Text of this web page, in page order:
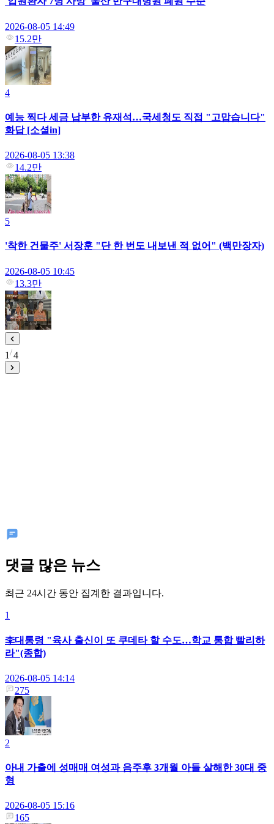
2026-08-05 14:49
15.2만
4
예능 찍다 세금 납부한 유재석…국세청도 직접 "고맙습니다"
화답 [소셜in]
2026-08-05 13:38
14.2만
5
'착한 건물주' 서장훈 "단 한 번도 내보낸 적 없어" (백만장자)
2026-08-05 10:45
13.3만
1 4
댓글 많은 뉴스
최근 24시간 동안 집계한 결과입니다.
1
李대통령 "육사 출신이 또 쿠데타 할 수도…학교 통합 빨리하
라"(종합)
2026-08-05 14:14
275
2
아내 가출에 성매매 여성과 음주후 3개월 아들 살해한 30대 중
형
2026-08-05 15:16
165